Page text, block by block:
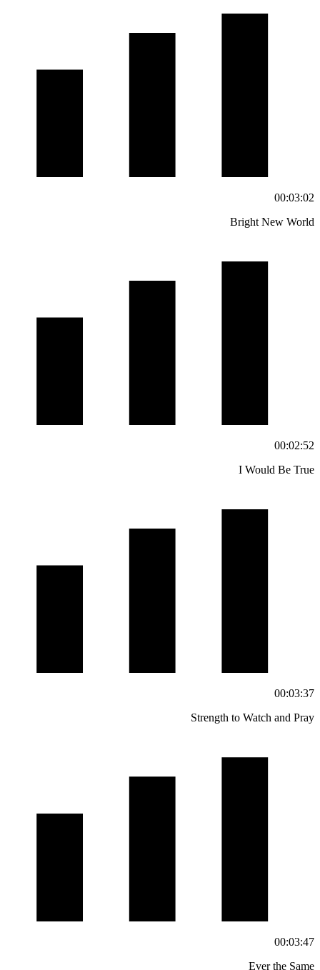
00:03:02
Bright New World
00:02:52
I Would Be True
00:03:37
Strength to Watch and Pray
00:03:47
Ever the Same